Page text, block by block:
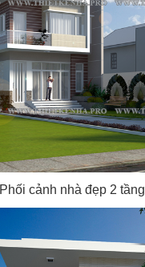
Phối cảnh nhà đẹp 2 tầng